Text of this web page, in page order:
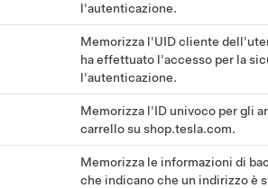
l'autenticazione.
Memorizza l'UID cliente
ha effettuato l'accesso per la
l'autenticazione.
Memorizza l'ID univoco per gli
carrello su shop.tesla.com.
Memorizza le informazioni di
che indicano che un indirizzo è